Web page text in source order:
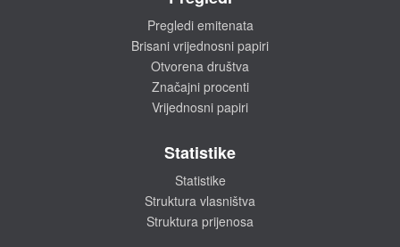
Pregledi emitenata
Brisani vrijednosni papiri
Otvorena društva
Značajni procenti
Vrijednosni papiri
Statistike
Statistike
Struktura vlasništva
Struktura prijenosa